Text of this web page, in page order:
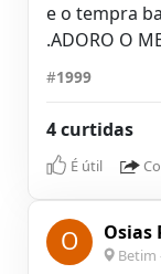
e o tempra
.ADORO O
#1999
4 curtidas
É útil
O Osias
Betim